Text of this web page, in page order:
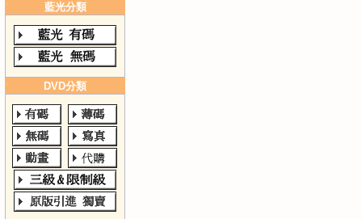
藍光分類
DVD分類